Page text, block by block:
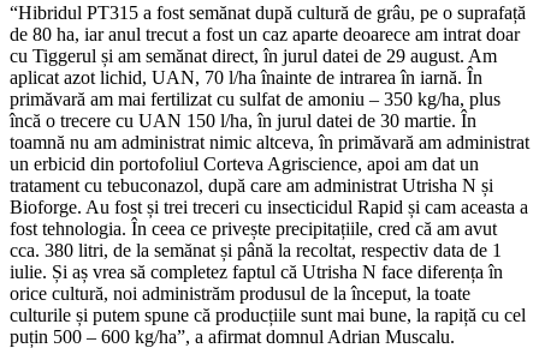
“Hibridul PT315 a fost semănat după cultură de grâu, pe o suprafață
de 80 ha, iar anul trecut a fost un caz aparte deoarece am intrat doar
cu Tiggerul și am semănat direct, în jurul datei de 29 august. Am
aplicat azot lichid, UAN, 70 l/ha înainte de intrarea în iarnă. În
primăvară am mai fertilizat cu sulfat de amoniu – 350 kg/ha, plus
încă o trecere cu UAN 150 l/ha, în jurul datei de 30 martie. În
toamnă nu am administrat nimic altceva, în primăvară am administrat
un erbicid din portofoliul Corteva Agriscience, apoi am dat un
tratament cu tebuconazol, după care am administrat Utrisha N și
Bioforge. Au fost și trei treceri cu insecticidul Rapid și cam aceasta a
fost tehnologia. În ceea ce privește precipitațiile, cred că am avut
cca. 380 litri, de la semănat și până la recoltat, respectiv data de 1
iulie. Și aș vrea să completez faptul că Utrisha N face diferența în
orice cultură, noi administrăm produsul de la început, la toate
culturile și putem spune că producțiile sunt mai bune, la rapiță cu cel
puțin 500 – 600 kg/ha”, a afirmat domnul Adrian Muscalu.